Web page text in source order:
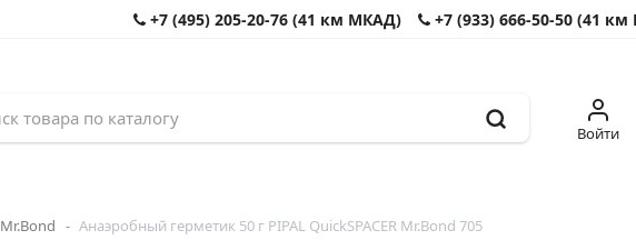
+7 (495) 205-20-76 (41 км МКАД) +7 (933) 666-50-50 (41
Войти
Mr.Bond Анаэробный герметик 50 г PIPAL QuickSPACER Mr.Bond 705